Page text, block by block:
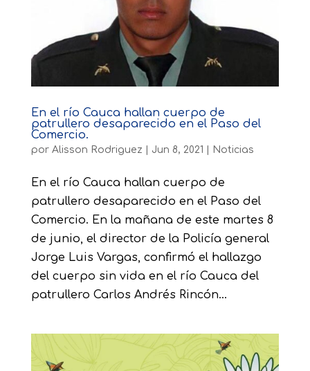
En el río Cauca hallan cuerpo de
patrullero desaparecido en el Paso del
Comercio.
por Alisson Rodriguez Jun 8, 2021 Noticias
En el río Cauca hallan cuerpo de
patrullero desaparecido en el Paso del
Comercio. En la mañana de este martes 8
de junio, el director de la Policía general
Jorge Luis Vargas, confirmó el hallazgo
del cuerpo sin vida en el río Cauca del
patrullero Carlos Andrés Rincón...